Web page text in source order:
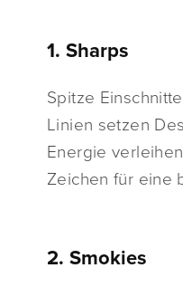
1. Sharps
Spitze
Linien setzen
Energie
Zeichen für eine
2. Smokies